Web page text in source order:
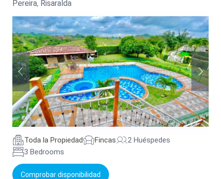
Pereira, Risaralda
Toda la Propiedad Fincas
2 Huéspedes
3 Bedrooms
Comprobar disponibilidad